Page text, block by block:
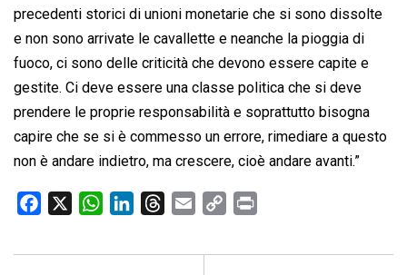
precedenti storici di unioni monetarie che si sono dissolte
e non sono arrivate le cavallette e neanche la pioggia di
fuoco, ci sono delle criticità che devono essere capite e
gestite. Ci deve essere una classe politica che si deve
prendere le proprie responsabilità e soprattutto bisogna
capire che se si è commesso un errore, rimediare a questo
non è andare indietro, ma crescere, cioè andare avanti.”
c
W
a
n
r
a
p
i